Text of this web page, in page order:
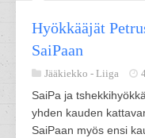
Hyökkääjät
SaiPaan
Jääkiekko - Liiga
SaiPa ja
yhden kauden
SaiPaan myös ensi